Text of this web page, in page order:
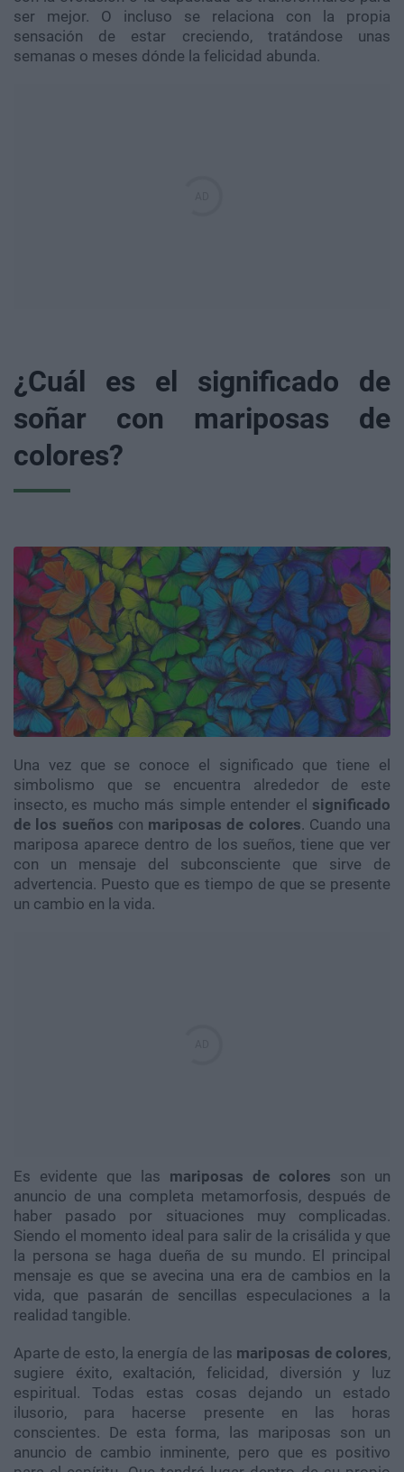
ser mejor. O incluso se relaciona con la propia
sensación de estar creciendo, tratándose unas
semanas o meses dónde la felicidad abunda.
¿Cuál es el significado de
soñar con mariposas de
colores?
Una vez que se conoce el significado que tiene el
simbolismo que se encuentra alrededor de este
insecto, es mucho más simple entender el significado
de los sueños con mariposas de colores. Cuando una
mariposa aparece dentro de los sueños, tiene que ver
con un mensaje del subconsciente que sirve de
advertencia. Puesto que es tiempo de que se presente
un cambio en la vida.
Es evidente que las mariposas de colores son un
anuncio de una completa metamorfosis, después de
haber pasado por situaciones muy complicadas.
Siendo el momento ideal para salir de la crisálida y que
la persona se haga dueña de su mundo. El principal
mensaje es que se avecina una era de cambios en la
vida, que pasarán de sencillas especulaciones a la
realidad tangible.
Aparte de esto, la energía de las mariposas de colores,
sugiere éxito, exaltación, felicidad, diversión y luz
espiritual. Todas estas cosas dejando un estado
ilusorio, para hacerse presente en las horas
conscientes. De esta forma, las mariposas son un
anuncio de cambio inminente, pero que es positivo